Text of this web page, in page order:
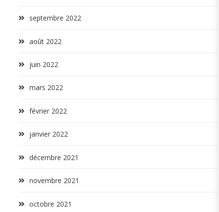
septembre 2022
août 2022
juin 2022
mars 2022
février 2022
janvier 2022
décembre 2021
novembre 2021
octobre 2021